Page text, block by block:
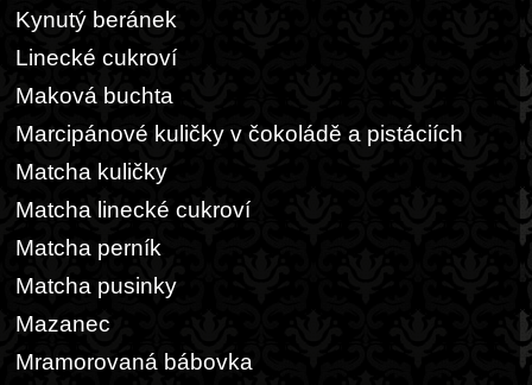
Kynutý beránek
Linecké cukroví
Maková buchta
Marcipánové kuličky v čokoládě a pistáciích
Matcha kuličky
Matcha linecké cukroví
Matcha perník
Matcha pusinky
Mazanec
Mramorovaná bábovka